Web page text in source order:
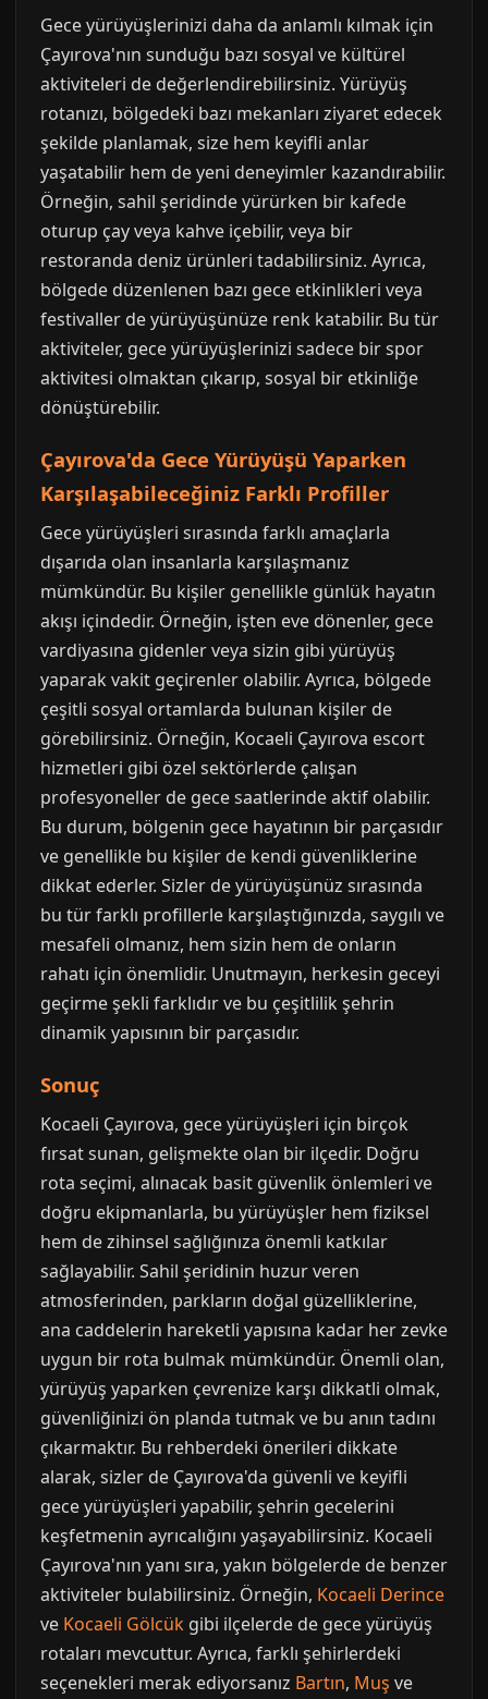
Gece yürüyüşlerinizi daha da anlamlı kılmak için
Çayırova'nın sunduğu bazı sosyal ve kültürel
aktiviteleri de değerlendirebilirsiniz. Yürüyüş
rotanızı, bölgedeki bazı mekanları ziyaret edecek
şekilde planlamak, size hem keyifli anlar
yaşatabilir hem de yeni deneyimler kazandırabilir.
Örneğin, sahil şeridinde yürürken bir kafede
oturup çay veya kahve içebilir, veya bir
restoranda deniz ürünleri tadabilirsiniz. Ayrıca,
bölgede düzenlenen bazı gece etkinlikleri veya
festivaller de yürüyüşünüze renk katabilir. Bu tür
aktiviteler, gece yürüyüşlerinizi sadece bir spor
aktivitesi olmaktan çıkarıp, sosyal bir etkinliğe
dönüştürebilir.
Çayırova'da Gece Yürüyüşü Yaparken
Karşılaşabileceğiniz Farklı Profiller
Gece yürüyüşleri sırasında farklı amaçlarla
dışarıda olan insanlarla karşılaşmanız
mümkündür. Bu kişiler genellikle günlük hayatın
akışı içindedir. Örneğin, işten eve dönenler, gece
vardiyasına gidenler veya sizin gibi yürüyüş
yaparak vakit geçirenler olabilir. Ayrıca, bölgede
çeşitli sosyal ortamlarda bulunan kişiler de
görebilirsiniz. Örneğin, Kocaeli Çayırova escort
hizmetleri gibi özel sektörlerde çalışan
profesyoneller de gece saatlerinde aktif olabilir.
Bu durum, bölgenin gece hayatının bir parçasıdır
ve genellikle bu kişiler de kendi güvenliklerine
dikkat ederler. Sizler de yürüyüşünüz sırasında
bu tür farklı profillerle karşılaştığınızda, saygılı ve
mesafeli olmanız, hem sizin hem de onların
rahatı için önemlidir. Unutmayın, herkesin geceyi
geçirme şekli farklıdır ve bu çeşitlilik şehrin
dinamik yapısının bir parçasıdır.
Sonuç
Kocaeli Çayırova, gece yürüyüşleri için birçok
fırsat sunan, gelişmekte olan bir ilçedir. Doğru
rota seçimi, alınacak basit güvenlik önlemleri ve
doğru ekipmanlarla, bu yürüyüşler hem fiziksel
hem de zihinsel sağlığınıza önemli katkılar
sağlayabilir. Sahil şeridinin huzur veren
atmosferinden, parkların doğal güzelliklerine,
ana caddelerin hareketli yapısına kadar her zevke
uygun bir rota bulmak mümkündür. Önemli olan,
yürüyüş yaparken çevrenize karşı dikkatli olmak,
güvenliğinizi ön planda tutmak ve bu anın tadını
çıkarmaktır. Bu rehberdeki önerileri dikkate
alarak, sizler de Çayırova'da güvenli ve keyifli
gece yürüyüşleri yapabilir, şehrin gecelerini
keşfetmenin ayrıcalığını yaşayabilirsiniz. Kocaeli
Çayırova'nın yanı sıra, yakın bölgelerde de benzer
aktiviteler bulabilirsiniz. Örneğin, Kocaeli Derince
ve Kocaeli Gölcük gibi ilçelerde de gece yürüyüş
rotaları mevcuttur. Ayrıca, farklı şehirlerdeki
seçenekleri merak ediyorsanız Bartın, Muş ve